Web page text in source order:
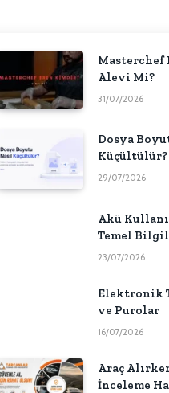
Masterchef
Alevi Mi?
31/07/2026
Dosya
Küçültülür?
29/07/2026
Akü
Temel
23/07/2026
Elektronik
ve Purolar
16/07/2026
Araç
İnceleme